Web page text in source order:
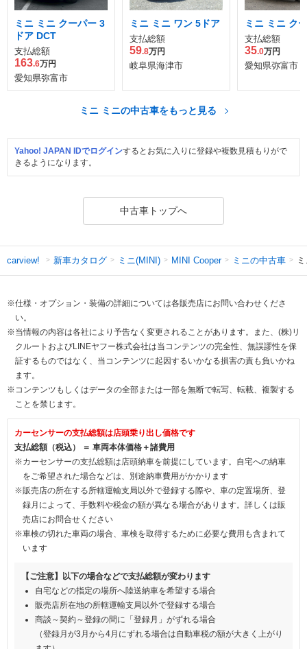
ミニ ミニ クーパー 3
ドア DCT
支払総額
163.6万円
愛知県弥富市
ミニ ミニ ワン 5ドア
支払総額
59.8万円
岐阜県海津市
ミニ ミニ ク
支払総額
35.0万円
愛知県弥富市
ミニ ミニの中古車をもっと見る
Yahoo! JAPAN IDでログインするとお気に入りに登録や複数見積もりがで
きるようになります。
中古車トップへ
carview! 新車カタログ ミニ(MINI) MINI Cooper ミニの中古車
※仕様・オプション・装備の詳細については各販売店にお問い合わせくださ
い。
※当情報の内容は各社により予告なく変更されることがあります。また、(株)リ
クルートおよびLINEヤフー株式会社は当コンテンツの完全性、無誤謬性を保
証するものではなく、当コンテンツに起因するいかなる損害の責も負いかね
ます。
※コンテンツもしくはデータの全部または一部を無断で転写、転載、複製する
ことを禁じます。
カーセンサーの支払総額は店頭乗り出し価格です
支払総額（税込） ＝ 車両本体価格＋諸費用
※カーセンサーの支払総額は店頭納車を前提にしています。自宅への納車
をご希望された場合などは、別途納車費用がかかります
※販売店の所在する所轄運輸支局以外で登録する際や、車の定置場所、登
録月によって、手数料や税金の額が異なる場合があります。詳しくは販
売店にお問合せください
※車検の切れた車両の場合、車検を取得するために必要な費用も含まれて
います
【ご注意】以下の場合などで支払総額が変わります
自宅などの指定の場所へ陸送納車を希望する場合
販売店所在地の所轄運輸支局以外で登録する場合
商談～契約～登録の間に「登録月」がずれる場合
（登録月が3月から4月にずれる場合は自動車税の額が大きく上がり